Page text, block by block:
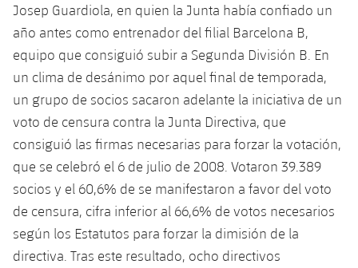
Josep Guardiola, en quien la Junta había confiado un
año antes como entrenador del filial Barcelona B,
equipo que consiguió subir a Segunda División B. En
un clima de desánimo por aquel final de temporada,
un grupo de socios sacaron adelante la iniciativa de un
voto de censura contra la Junta Directiva, que
consiguió las firmas necesarias para forzar la votación,
que se celebró el 6 de julio de 2008. Votaron 39.389
socios y el 60,6% de se manifestaron a favor del voto
de censura, cifra inferior al 66,6% de votos necesarios
según los Estatutos para forzar la dimisión de la
directiva. Tras este resultado, ocho directivos